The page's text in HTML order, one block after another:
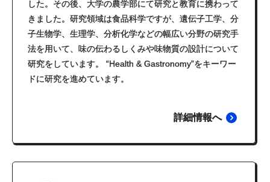
した。その後、大学の農学部にて研究と教育に携わって
きました。研究領域は食品科学ですが、遺伝子工学、分
子生物学、生理学、分析化学などの幅広い分野の研究手
法を用いて、味の伝わるしくみや味物質の設計について
研究をしています。 “Health & Gastronomy”をキーワー
ドに研究を進めています。
詳細情報へ